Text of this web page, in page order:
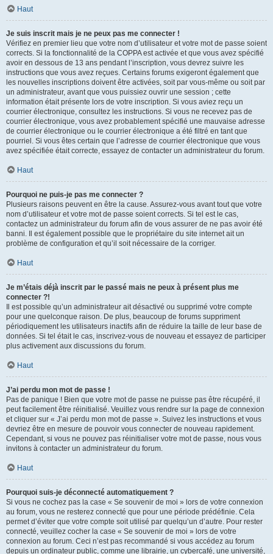
Haut
Je suis inscrit mais je ne peux pas me connecter !
Vérifiez en premier lieu que votre nom d’utilisateur et votre mot de passe soient
corrects. Si la fonctionnalité de la COPPA est activée et que vous avez spécifié
avoir en dessous de 13 ans pendant l’inscription, vous devrez suivre les
instructions que vous avez reçues. Certains forums exigeront également que
les nouvelles inscriptions doivent être activées, soit par vous-même ou soit par
un administrateur, avant que vous puissiez ouvrir une session ; cette
information était présente lors de votre inscription. Si vous aviez reçu un
courrier électronique, consultez les instructions. Si vous ne recevez pas de
courrier électronique, vous avez probablement spécifié une mauvaise adresse
de courrier électronique ou le courrier électronique a été filtré en tant que
pourriel. Si vous êtes certain que l’adresse de courrier électronique que vous
avez spécifiée était correcte, essayez de contacter un administrateur du forum.
Haut
Pourquoi ne puis-je pas me connecter ?
Plusieurs raisons peuvent en être la cause. Assurez-vous avant tout que votre
nom d’utilisateur et votre mot de passe soient corrects. Si tel est le cas,
contactez un administrateur du forum afin de vous assurer de ne pas avoir été
banni. Il est également possible que le propriétaire du site internet ait un
problème de configuration et qu’il soit nécessaire de la corriger.
Haut
Je m’étais déjà inscrit par le passé mais ne peux à présent plus me
connecter ?!
Il est possible qu’un administrateur ait désactivé ou supprimé votre compte
pour une quelconque raison. De plus, beaucoup de forums suppriment
périodiquement les utilisateurs inactifs afin de réduire la taille de leur base de
données. Si tel était le cas, inscrivez-vous de nouveau et essayez de participer
plus activement aux discussions du forum.
Haut
J’ai perdu mon mot de passe !
Pas de panique ! Bien que votre mot de passe ne puisse pas être récupéré, il
peut facilement être réinitialisé. Veuillez vous rendre sur la page de connexion
et cliquer sur « J’ai perdu mon mot de passe ». Suivez les instructions et vous
devriez être en mesure de pouvoir vous connecter de nouveau rapidement.
Cependant, si vous ne pouvez pas réinitialiser votre mot de passe, nous vous
invitons à contacter un administrateur du forum.
Haut
Pourquoi suis-je déconnecté automatiquement ?
Si vous ne cochez pas la case « Se souvenir de moi » lors de votre connexion
au forum, vous ne resterez connecté que pour une période prédéfinie. Cela
permet d’éviter que votre compte soit utilisé par quelqu’un d’autre. Pour rester
connecté, veuillez cocher la case « Se souvenir de moi » lors de votre
connexion au forum. Ceci n’est pas recommandé si vous accédez au forum
depuis un ordinateur public, comme une librairie, un cybercafé, une université,